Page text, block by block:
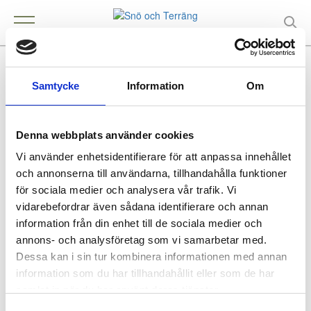
Samtycke Information Om
Denna webbplats använder cookies
Vi använder enhetsidentifierare för att anpassa innehållet
och annonserna till användarna, tillhandahålla funktioner
för sociala medier och analysera vår trafik. Vi
vidarebefordrar även sådana identifierare och annan
information från din enhet till de sociala medier och
annons- och analysföretag som vi samarbetar med.
Dessa kan i sin tur kombinera informationen med annan
information som du har tillhandahållit eller som de har
P M i Eggelstad AB
Kontakt
Lövestad
Köpa och äga terrängfordon
Köpa och äga terrängfordon
Fordonstyper snöskotrar
Fordonstyper fyrhjulingar
Köra terrängfordon
Att köra snöskoter
Att köra fyrhjuling
Säker körning i terrängen